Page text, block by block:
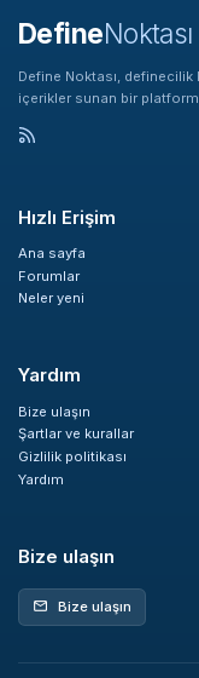
DefineNoktası
Define Noktası,
içerikler sunan bir
Hızlı Erişim
Ana sayfa
Forumlar
Neler yeni
Yardım
Bize ulaşın
Şartlar ve kurallar
Gizlilik politikası
Yardım
Bize ulaşın
mail Bize ulaşın